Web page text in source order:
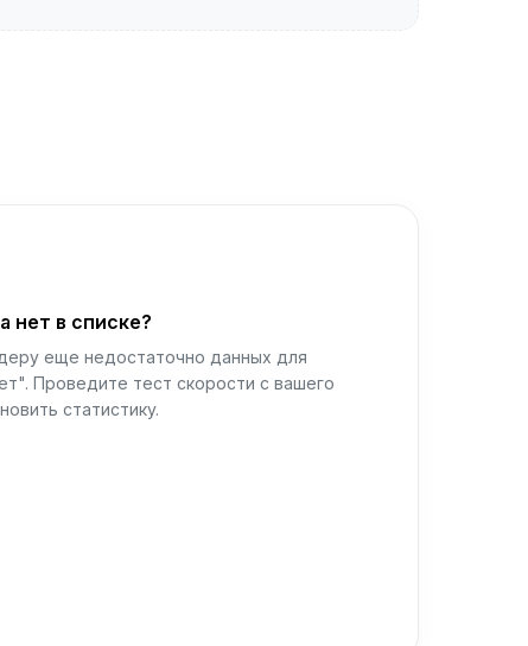
нет в списке?
еще недостаточно данных для
Проведите тест скорости с вашего
статистику.